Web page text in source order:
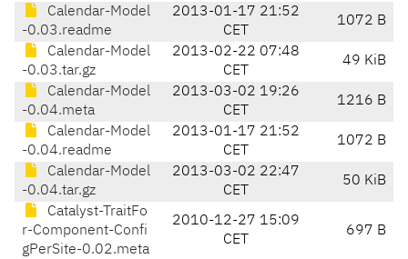
Calendar-Model
-0.03.readme
2013-01-17 21:52
CET
1072 B
Calendar-Model
-0.03.tar.gz
2013-02-22 07:48
CET
49 KiB
Calendar-Model
-0.04.meta
2013-03-02 19:26
CET
1216 B
Calendar-Model
-0.04.readme
2013-01-17 21:52
CET
1072 B
Calendar-Model
-0.04.tar.gz
2013-03-02 22:47
CET
50 KiB
Catalyst-TraitFo
r-Component-Confi
gPerSite-0.02.meta
2010-12-27 15:09
CET
697 B